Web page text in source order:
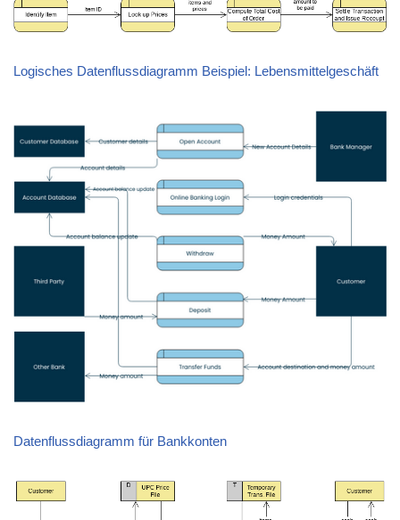
Logisches Datenflussdiagramm Beispiel: Lebensmittelgeschäft
Datenflussdiagramm für Bankkonten